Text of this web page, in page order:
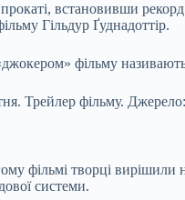
встановивши
Гільдур Ґуднадоттір.
фільму
Трейлер фільму.
фільмі творці
системи.